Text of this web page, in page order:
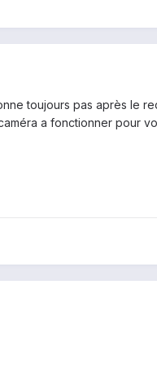
toujours pas après le
a fonctionner pour